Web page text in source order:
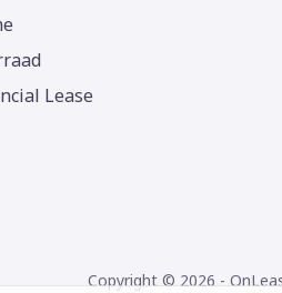
Lease
Copyright © 2026 -